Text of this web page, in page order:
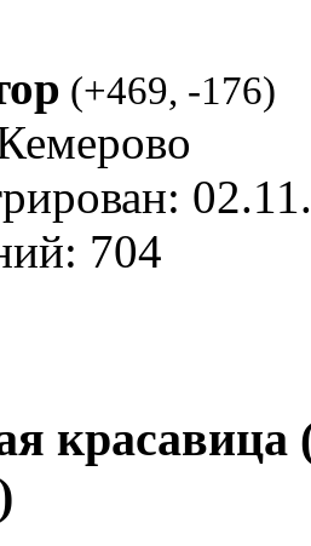
(+469, -176)
704
красавица